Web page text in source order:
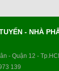
- NHÀ
- Quận 12 -
139